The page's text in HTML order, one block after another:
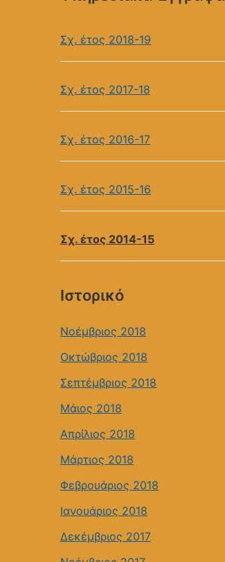
Σχ. έτος 2018-19
Σχ. έτος 2017-18
Σχ. έτος 2016-17
Σχ. έτος 2015-16
Σχ. έτος 2014-15
Ιστορικό
Νοέμβριος 2018
Οκτώβριος 2018
Σεπτέμβριος 2018
Μάιος 2018
Απρίλιος 2018
Μάρτιος 2018
Φεβρουάριος 2018
Ιανουάριος 2018
Δεκέμβριος 2017